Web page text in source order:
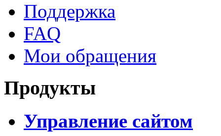
Поддержка
FAQ
Мои обращения
Продукты
Управление сайтом